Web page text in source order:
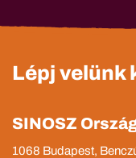
Lépj velünk
SINOSZ
1068 Budapest,